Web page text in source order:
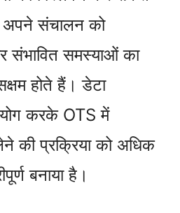
संचालन को
समस्याओं का
होते हैं। डेटा
करके OTS में
की प्रक्रिया को अधिक
बनाया है।